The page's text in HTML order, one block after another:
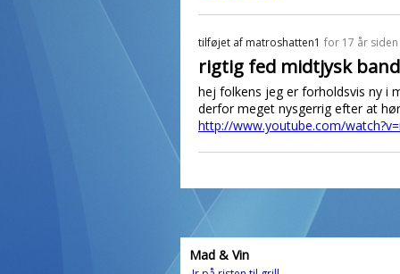
tilføjet af matroshatten1 for 17 år siden
rigtig fed midtjysk
hej folkens jeg er forholdsvis ny i
derfor meget nysgerrig efter at
http://www.youtube.com/
Mad & Vin